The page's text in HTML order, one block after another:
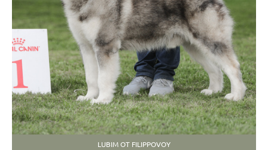
LUBIM OT FILIPPOVOY